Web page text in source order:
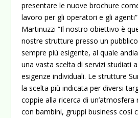
presentare le nuove brochure
lavoro per gli operatori e gli
Martinuzzi “Il nostro obiettivo è
nostre strutture presso un
sempre più esigente, al quale
una vasta scelta di servizi studiati
esigenze individuali. Le strutture
la scelta più indicata per diversi
coppie alla ricerca di
con bambini, gruppi business così